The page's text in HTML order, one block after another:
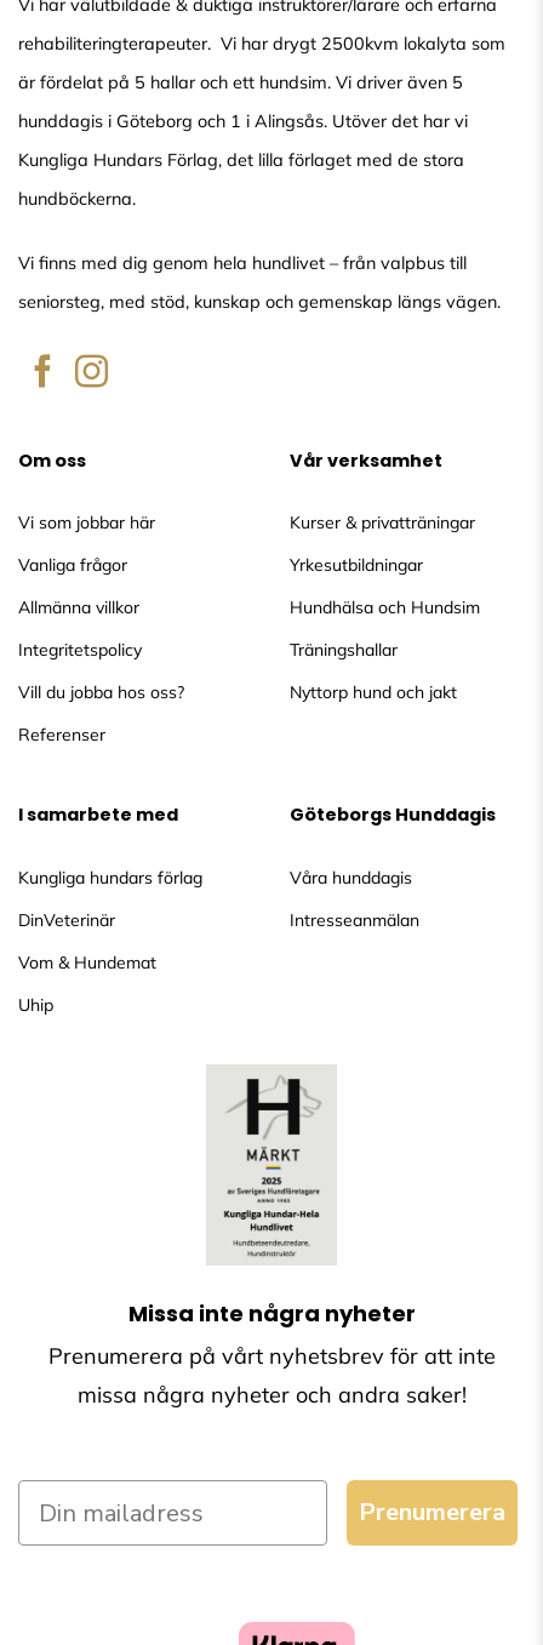
Vi har välutbildade & duktiga instruktörer/lärare och erfarna
rehabiliteringterapeuter. Vi har drygt 2500kvm lokalyta som
är fördelat på 5 hallar och ett hundsim. Vi driver även 5
hunddagis i Göteborg och 1 i Alingsås. Utöver det har vi
Kungliga Hundars Förlag, det lilla förlaget med de stora
hundböckerna.
Vi finns med dig genom hela hundlivet – från valpbus till
seniorsteg, med stöd, kunskap och gemenskap längs vägen.
Om oss
Vi som jobbar här
Vanliga frågor
Allmänna villkor
Integritetspolicy
Vill du jobba hos oss?
Referenser
Vår verksamhet
Kurser & privatträningar
Yrkesutbildningar
Hundhälsa och Hundsim
Träningshallar
Nyttorp hund och jakt
I samarbete med
Kungliga hundars förlag
DinVeterinär
Vom & Hundemat
Uhip
Göteborgs Hunddagis
Våra hunddagis
Intresseanmälan
Missa inte några nyheter
Prenumerera på vårt nyhetsbrev för att inte
missa några nyheter och andra saker!
Prenumerera